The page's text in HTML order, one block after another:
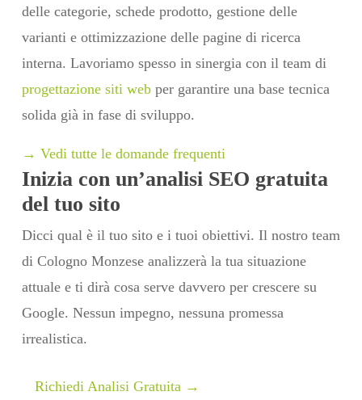
delle categorie, schede prodotto, gestione delle
varianti e ottimizzazione delle pagine di ricerca
interna. Lavoriamo spesso in sinergia con il team di
progettazione siti webper garantire una base tecnica
solida già in fase di sviluppo.
→ Vedi tutte le domande frequenti
Inizia con un’analisi SEO gratuita
del tuo sito
Dicci qual è il tuo sito e i tuoi obiettivi. Il nostro team
di Cologno Monzese analizzerà la tua situazione
attuale e ti dirà cosa serve davvero per crescere su
Google. Nessun impegno, nessuna promessa
irrealistica.
Richiedi Analisi Gratuita →